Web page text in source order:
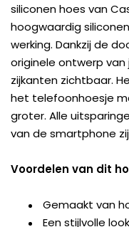
siliconen hoes van
hoogwaardig
werking. Dankzij de
originele ontwerp
zijkanten zichtbaar.
het telefoonhoesje
groter. Alle
van de smartphone
Voordelen van dit
Gemaakt van
Een stijlvolle look